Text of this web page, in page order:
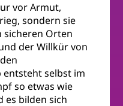
vor Armut,
sondern sie
sicheren Orten
der Willkür von
entsteht selbst im
so etwas wie
es bilden sich